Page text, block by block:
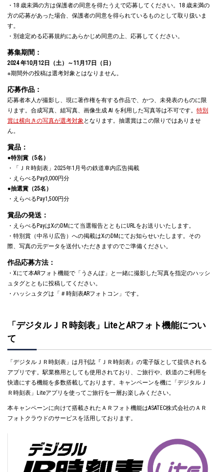
・18 歳未満の方は保護者の同意を得たうえで応募してください。18 歳未満の
方の応募があった場合、保護者の同意を得られているものとして取り扱いま
す。
・別途定める応募規約にあらかじめ同意の上、応募してください。
募集期間：
2024 年10月12日（土）～11月17日（日）
※期間外の投稿は選考対象とはなりません。
応募作品：
応募者本人が撮影し、現に著作権を有する作品で、かつ、未発表のものに限
ります。合成写真、組写真、画像生成 AI を利用した写真等は不可です。 特別
賞は横向きの写真が選考対象 となります。抽選賞はこの限りではありませ
ん。
賞品：
●特別賞（5名）
・「ＪＲ時刻表」2025年1月号の鉄道車内広告掲載
・えらべるPay3,000円分
●抽選賞（25名）
・えらべるPay1,500円分
賞品の発送：
・えらべるPayはXのDMにて当選報告とともにURLをお送りいたします。
・特別賞（中吊り広告）への掲載はXのDMにてお知らせいたします。その
際、写真の元データを送付いただきますのでご準備ください。
作品応募方法：
・Xにて本ARフォト機能で「うさんぽ」と一緒に撮影した写真を指定のハッシ
ュタグとともに投稿してください。
・ハッシュタグは「＃時刻表ARフォトコン」です。
「デジタルＪＲ時刻表」LiteとARフォト機能につい
て
「デジタルＪＲ時刻表」は月刊誌『ＪＲ時刻表』の電子版として提供される
アプリです。駅業務用としても使用されており、ご旅行や、鉄道のご利用を
快適にする機能を多数搭載しております。キャンペーンを機に「デジタルＪ
Ｒ時刻表」Liteアプリを使ってご旅行を一層お楽しみください。
本キャンペーンに向けて搭載されたＡＲフォト機能はASATEC株式会社のＡＲ
フォトクラウドのサービスを活用しております。